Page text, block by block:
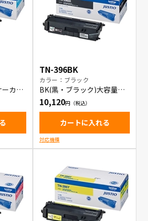
カー
TN-396BK
カラー：ブラック
BK(黒・ブラック)大容量ト
ナーカートリッジ
10,120
カートに入れる
対応機種